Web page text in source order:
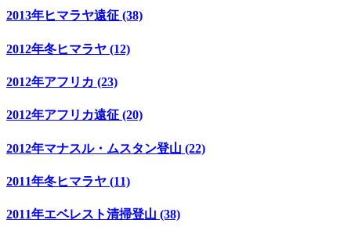
2013年ヒマラヤ遠征 (38)
2012年冬ヒマラヤ (12)
2012年アフリカ (23)
2012年アフリカ遠征 (20)
2012年マナスル・ムスタン登山 (22)
2011年冬ヒマラヤ (11)
2011年エベレスト清掃登山 (38)